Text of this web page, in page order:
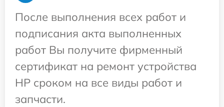
После выполнения всех работ и
подписания акта выполненных
работ Вы получите фирменный
сертификат на ремонт устройства
HP сроком на все виды работ и
запчасти.